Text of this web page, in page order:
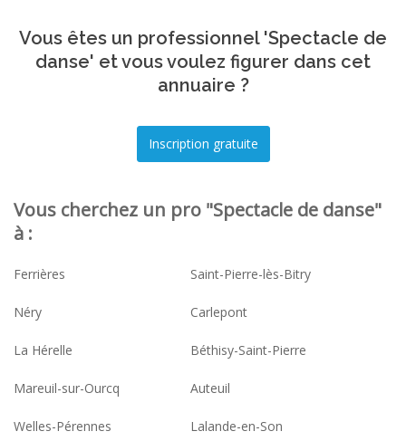
Vous êtes un professionnel 'Spectacle de
danse' et vous voulez figurer dans cet
annuaire ?
Vous cherchez un pro "Spectacle de danse"
à :
Ferrières Saint-Pierre-lès-Bitry
Néry Carlepont
La Hérelle Béthisy-Saint-Pierre
Mareuil-sur-Ourcq Auteuil
Welles-Pérennes Lalande-en-Son